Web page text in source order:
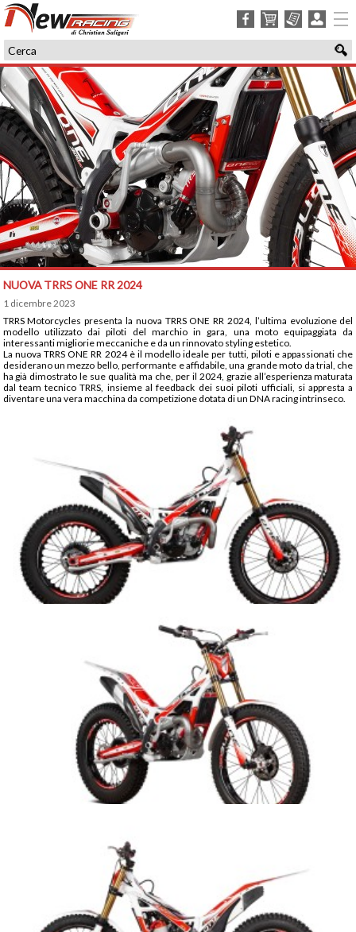
facebookcarrelloordini login
NUOVA TRRS ONE RR 2024
1 dicembre 2023
TRRS Motorcycles presenta la nuova TRRS ONE RR 2024, l’ultima evoluzione del
modello utilizzato dai piloti del marchio in gara, una moto equipaggiata da
interessanti migliorie meccaniche e da un rinnovato styling estetico.
La nuova TRRS ONE RR 2024 è il modello ideale per tutti, piloti e appassionati che
desiderano un mezzo bello, performante e affidabile, una grande moto da trial, che
ha già dimostrato le sue qualità ma che, per il 2024, grazie all’esperienza maturata
dal team tecnico TRRS, insieme al feedback dei suoi piloti ufficiali, si appresta a
diventare una vera macchina da competizione dotata di un DNA racing intrinseco.